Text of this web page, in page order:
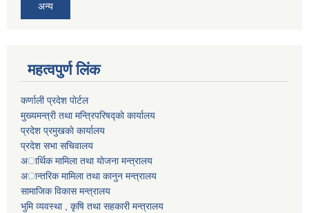
अन्य
महत्वपुर्ण लिंक
कर्णाली प्रदेश पाेर्टल
मुख्यमन्त्री तथा मन्त्रिपरिषद्काे कार्यालय
प्रदेश प्रमुखकाे कार्यालय
प्रदेश सभा सचिवालय
अार्थिक मामिला तथा याेजना मन्त्रालय
अान्तरिक मामिला तथा कानुन मन्त्रालय
सामाजिक विकास मन्त्रालय
भुमि व्यवस्था , कृषि तथा सहकारी मन्त्रालय